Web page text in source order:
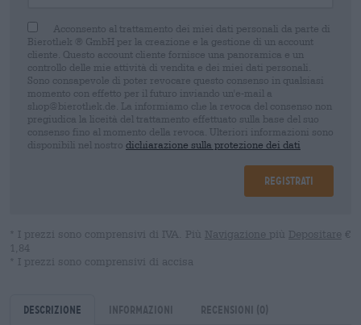
Acconsento al trattamento dei miei dati personali da parte di
Bierothek ® GmbH per la creazione e la gestione di un account
cliente. Questo account cliente fornisce una panoramica e un
controllo delle mie attività di vendita e dei miei dati personali.
Sono consapevole di poter revocare questo consenso in qualsiasi
momento con effetto per il futuro inviando un'e-mail a
shop@bierothek.de. La informiamo che la revoca del consenso non
pregiudica la liceità del trattamento effettuato sulla base del suo
consenso fino al momento della revoca. Ulteriori informazioni sono
disponibili nel nostro dichiarazione sulla protezione dei dati
Registrati
* I prezzi sono comprensivi di IVA. Più Navigazione più Depositare €
1,84
* I prezzi sono comprensivi di accisa
Descrizione Informazioni Recensioni (0)